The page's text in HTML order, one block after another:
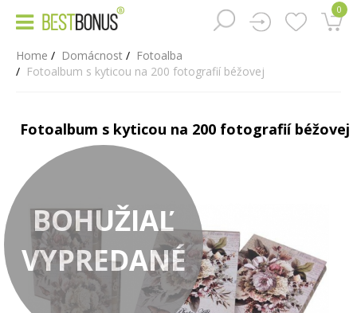
0
Home Domácnost
Fotoalba
Fotoalbum s kyticou na 200 fotografií béžovej
Fotoalbum s kyticou na 200 fotografií béžovej
BOHUŽIAĽ
VYPREDANÉ